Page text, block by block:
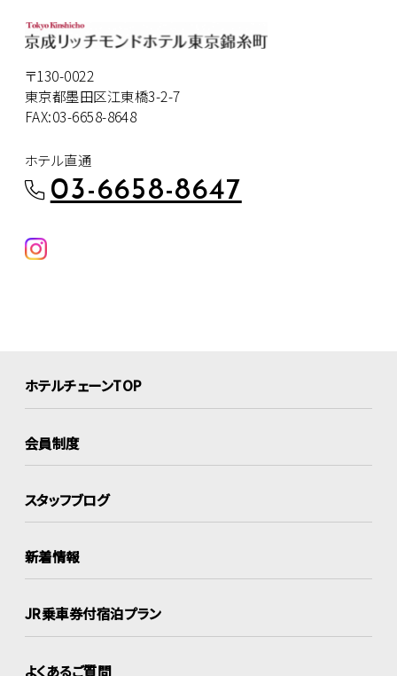
〒130-0022
東京都墨田区江東橋3-2-7
FAX:03-6658-8648
ホテル直通
03-6658-8647
ホテルチェーンTOP
会員制度
スタッフブログ
新着情報
JR乗車券付宿泊プラン
よくあるご質問